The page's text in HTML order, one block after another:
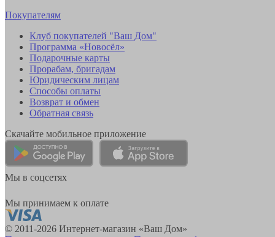
Покупателям
Клуб покупателей "Ваш Дом"
Программа «Новосёл»
Подарочные карты
Прорабам, бригадам
Юридическим лицам
Способы оплаты
Возврат и обмен
Обратная связь
Скачайте мобильное приложение
Мы в соцсетях
Мы принимаем к оплате
© 2011-2026 Интернет-магазин «Ваш Дом»